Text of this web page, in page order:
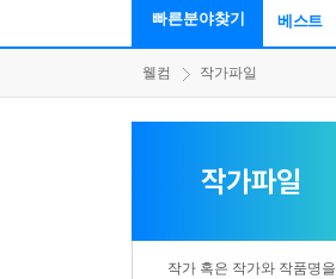
빠른분야찾기 베스트
웰컴 작가파일
작가파일
작가 혹은 작가와 작품명을